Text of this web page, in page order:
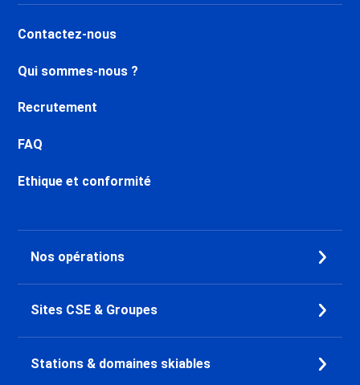
Contactez-nous
Qui sommes-nous ?
Recrutement
FAQ
Ethique et conformité
Nos opérations
Sites CSE & Groupes
Stations & domaines skiables